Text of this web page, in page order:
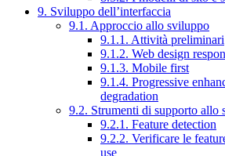
9. Sviluppo dell’interfaccia
9.1. Approccio allo sviluppo
9.1.1. Attività preliminari
9.1.2. Web design
9.1.3. Mobile first
9.1.4. Progressive
degradation
9.2. Strumenti di supporto allo
9.2.1. Feature detection
9.2.2. Verificare le
use